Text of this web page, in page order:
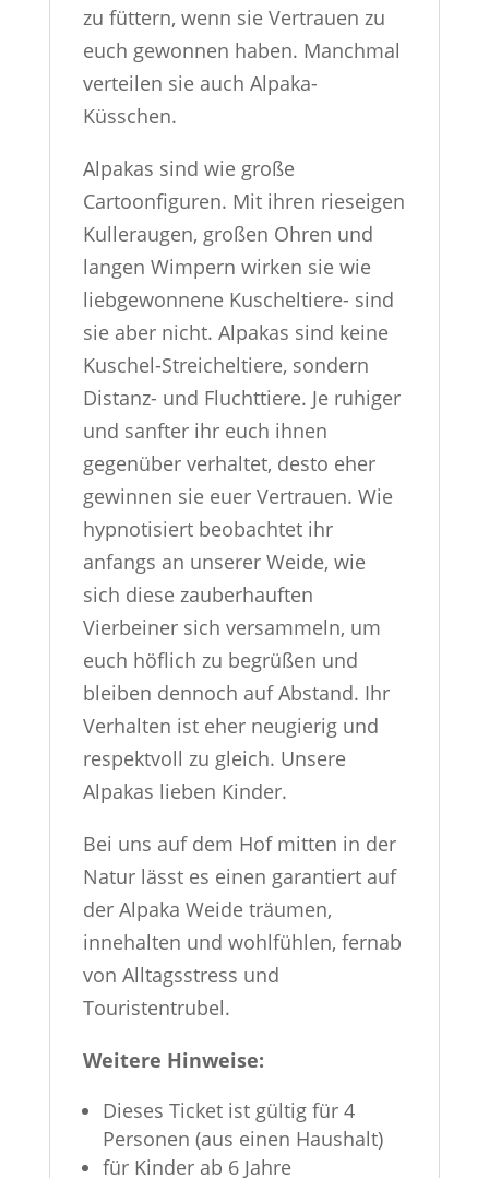
zu füttern, wenn sie Vertrauen zu
euch gewonnen haben. Manchmal
verteilen sie auch Alpaka-
Küsschen.
Alpakas sind wie große
Cartoonfiguren. Mit ihren rieseigen
Kulleraugen, großen Ohren und
langen Wimpern wirken sie wie
liebgewonnene Kuscheltiere- sind
sie aber nicht. Alpakas sind keine
Kuschel-Streicheltiere, sondern
Distanz- und Fluchttiere. Je ruhiger
und sanfter ihr euch ihnen
gegenüber verhaltet, desto eher
gewinnen sie euer Vertrauen. Wie
hypnotisiert beobachtet ihr
anfangs an unserer Weide, wie
sich diese zauberhauften
Vierbeiner sich versammeln, um
euch höflich zu begrüßen und
bleiben dennoch auf Abstand. Ihr
Verhalten ist eher neugierig und
respektvoll zu gleich. Unsere
Alpakas lieben Kinder.
Bei uns auf dem Hof mitten in der
Natur lässt es einen garantiert auf
der Alpaka Weide träumen,
innehalten und wohlfühlen, fernab
von Alltagsstress und
Touristentrubel.
Weitere Hinweise:
Dieses Ticket ist gültig für 4
Personen (aus einen Haushalt)
für Kinder ab 6 Jahre